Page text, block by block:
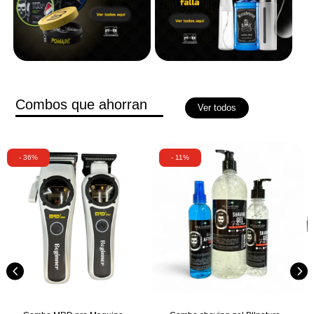
Combos que ahorran Ver todos
- 36% - 11%